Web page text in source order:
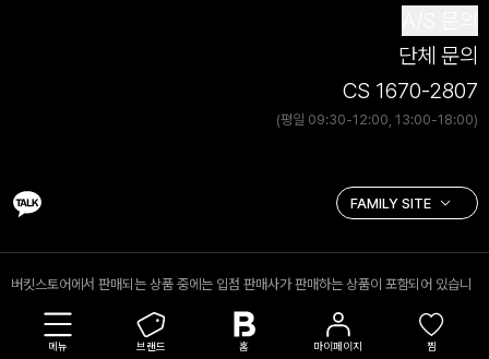
단체 문의
CS 1670-2807
(평일 09:30-12:00, 13:00-18:00)
버킷스토어에서 판매되는 상품 중에는 입점 판매사가 판매하는 상품이 포함되어 있습니
입점 판매사가 등록한 상품정보 및 거래 등에 대해 책임을 지지 않습니다.
메뉴 브랜드 홈 마이페이지 찜